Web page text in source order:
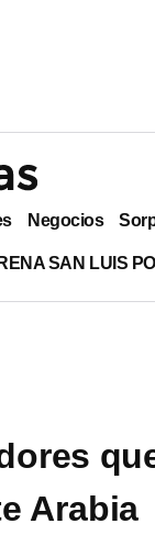
Negocios
SAN LUIS
Arabia